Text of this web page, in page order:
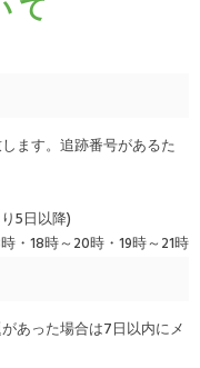
て
ます。追跡番号があるた
5日以降)
・18時～20時・19時～21時
あった場合は7日以内にメ